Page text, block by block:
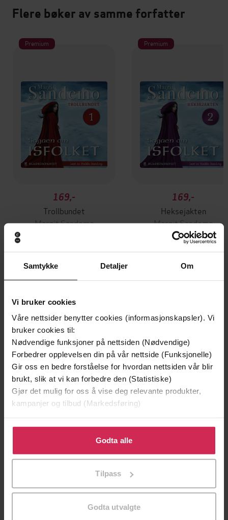
Samtykke Detaljer Om
Vi bruker cookies
Våre nettsider benytter cookies (informasjonskapsler). Vi
bruker cookies til:
Nødvendige funksjoner på nettsiden (Nødvendige)
Forbedrer opplevelsen din på vår nettside (Funksjonelle)
Gir oss en bedre forståelse for hvordan nettsiden vår blir
brukt, slik at vi kan forbedre den (Statistiske)
Gjør det mulig for oss å vise deg relevante produkter,
kampanjer og tilbud (Markedsføring)
Klikk på «Godta alle» for å gi oss ditt samtykke til å
bruke cookies for alle disse formålene. Du kan også
tilpasse ditt samtykke til spesifikke formål ved å klikke
Godta alle
Tilpass
Godta utvalgte
Flere bøker av samme forfatter
Premium
169,-
Trollbundet
Margit Sandemo
Premium
169,-
Heksejakten
Margit Sandemo
LYDBOK
Vinner av Rivertonprisen
Minnesota
Jo Nesbø
Første gang på tilbud
Døde sjeler synger ikke
Jussi Adler-Olsen